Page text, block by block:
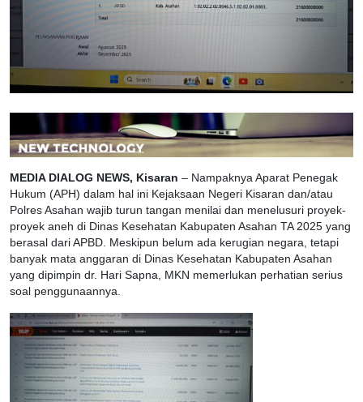
MEDIA DIALOG NEWS, Kisaran – Nampaknya Aparat Penegak
Hukum (APH) dalam hal ini Kejaksaan Negeri Kisaran dan/atau
Polres Asahan wajib turun tangan menilai dan menelusuri proyek-
proyek aneh di Dinas Kesehatan Kabupaten Asahan TA 2025 yang
berasal dari APBD. Meskipun belum ada kerugian negara, tetapi
banyak mata anggaran di Dinas Kesehatan Kabupaten Asahan
yang dipimpin dr. Hari Sapna, MKN memerlukan perhatian serius
soal penggunaannya.